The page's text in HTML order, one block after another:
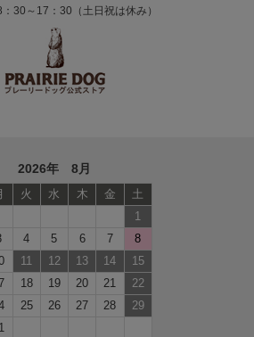
30～17：30（土日祝は休み）
2026年 8月
火 水 木 金
土
1
4 5 6 7
8
11 12 13 14
15
18 19 20 21
22
25 26 27 28
29